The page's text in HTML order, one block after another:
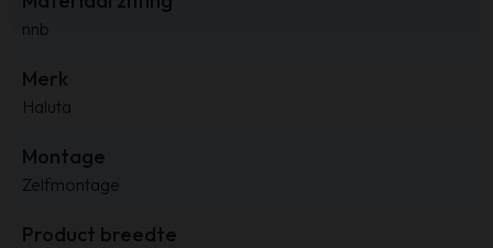
nnb
Merk
Haluta
Montage
Zelfmontage
Product breedte